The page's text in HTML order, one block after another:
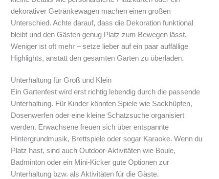
dekorativer Getränkewagen machen einen großen
Unterschied. Achte darauf, dass die Dekoration funktional
bleibt und den Gästen genug Platz zum Bewegen lässt.
Weniger ist oft mehr – setze lieber auf ein paar auffällige
Highlights, anstatt den gesamten Garten zu überladen.
Unterhaltung für Groß und Klein
Ein Gartenfest wird erst richtig lebendig durch die passende
Unterhaltung. Für Kinder könnten Spiele wie Sackhüpfen,
Dosenwerfen oder eine kleine Schatzsuche organisiert
werden. Erwachsene freuen sich über entspannte
Hintergrundmusik, Brettspiele oder sogar Karaoke. Wenn du
Platz hast, sind auch Outdoor-Aktivitäten wie Boule,
Badminton oder ein Mini-Kicker gute Optionen zur
Unterhaltung bzw. als Aktivitäten für die Gäste.